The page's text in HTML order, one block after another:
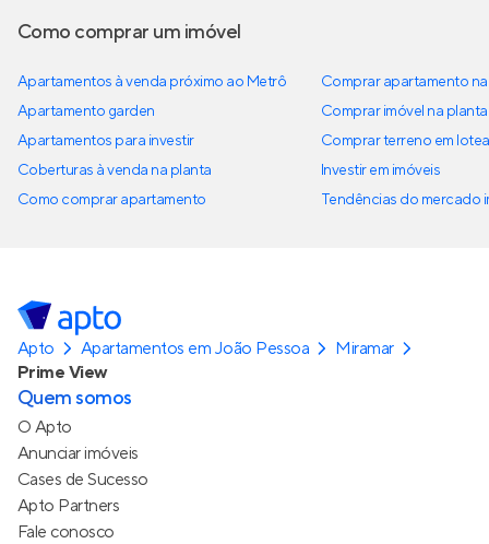
Como comprar um imóvel
Apartamentos à venda próximo ao Metrô
Apartamento garden
Apartamentos para investir
Coberturas à venda na planta
Como comprar apartamento
Comprar apartamento
Comprar imóvel na planta
Comprar terreno em
Investir em imóveis
Tendências do mercado
Apto Apartamentos em João Pessoa
Miramar
Prime View
Quem somos
O Apto
Anunciar imóveis
Cases de Sucesso
Apto Partners
Fale conosco